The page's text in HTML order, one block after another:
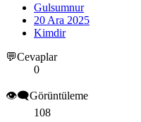
Gulsumnur
20 Ara 2025
Kimdir
💬Cevaplar
0
👁️‍🗨️Görüntüleme
108